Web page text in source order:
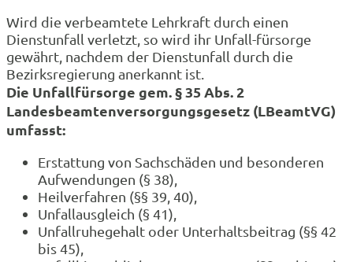
Wird die verbeamtete Lehrkraft durch einen
Dienstunfall verletzt, so wird ihr Unfall-fürsorge
gewährt, nachdem der Dienstunfall durch die
Bezirksregierung anerkannt ist.
Die Unfallfürsorge gem. § 35 Abs. 2
Landesbeamtenversorgungsgesetz (LBeamtVG)
umfasst:
Erstattung von Sachschäden und besonderen
Aufwendungen (§ 38),
Heilverfahren (§§ 39, 40),
Unfallausgleich (§ 41),
Unfallruhegehalt oder Unterhaltsbeitrag (§§ 42
bis 45),